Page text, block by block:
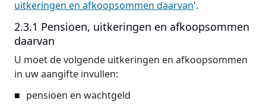
uitkeringen en afkoopsommen daarvan'.
2.3.1 Pensioen, uitkeringen en afkoopsommen
daarvan
U moet de volgende uitkeringen en afkoopsommen
in uw aangifte invullen:
pensioen en wachtgeld